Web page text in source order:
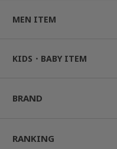
MEN ITEM
KIDS・BABY ITEM
BRAND
RANKING